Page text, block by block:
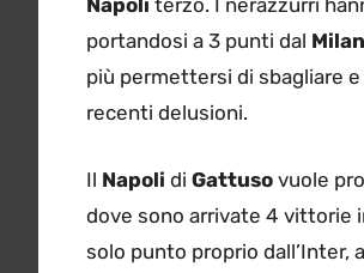
Napoli terzo. I nerazzurri
portandosi a 3 punti dal Milan
più permettersi di sbagliare
recenti delusioni.
Il Napoli di Gattuso vuole
dove sono arrivate 4 vittorie
solo punto proprio dall’Inter,